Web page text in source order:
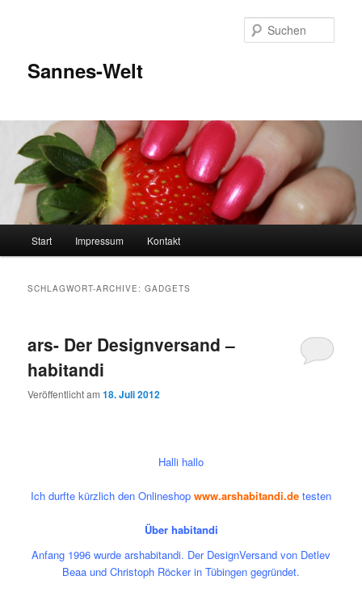
Sannes-Welt
Start Impressum Kontakt
SCHLAGWORT-ARCHIVE:GADGETS
ars- Der Designversand –
habitandi
Veröffentlicht am18. Juli 2012
Halli hallo
Ich durfte kürzlich den Onlineshop www.arshabitandi.de testen
Über habitandi
Anfang 1996 wurde arshabitandi. Der DesignVersand von Detlev
Beaa und Christoph Röcker in Tübingen gegründet.